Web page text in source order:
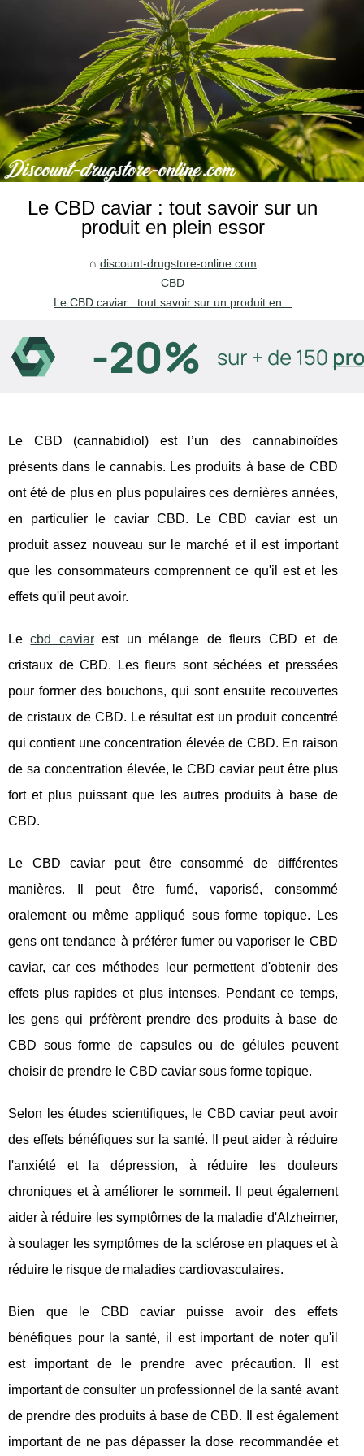
Le CBD caviar : tout savoir sur un
produit en plein essor
discount-drugstore-online.com
CBD
Le CBD caviar : tout savoir sur un produit en...
Le CBD (cannabidiol) est l’un des cannabinoïdes
présents dans le cannabis. Les produits à base de CBD
ont été de plus en plus populaires ces dernières années,
en particulier le caviar CBD. Le CBD caviar est un
produit assez nouveau sur le marché et il est important
que les consommateurs comprennent ce qu'il est et les
effets qu'il peut avoir.
Lecbd caviarest un mélange de fleurs CBD et de
cristaux de CBD. Les fleurs sont séchées et pressées
pour former des bouchons, qui sont ensuite recouvertes
de cristaux de CBD. Le résultat est un produit concentré
qui contient une concentration élevée de CBD. En raison
de sa concentration élevée, le CBD caviar peut être plus
fort et plus puissant que les autres produits à base de
CBD.
Le CBD caviar peut être consommé de différentes
manières. Il peut être fumé, vaporisé, consommé
oralement ou même appliqué sous forme topique. Les
gens ont tendance à préférer fumer ou vaporiser le CBD
caviar, car ces méthodes leur permettent d'obtenir des
effets plus rapides et plus intenses. Pendant ce temps,
les gens qui préfèrent prendre des produits à base de
CBD sous forme de capsules ou de gélules peuvent
choisir de prendre le CBD caviar sous forme topique.
Selon les études scientifiques, le CBD caviar peut avoir
des effets bénéfiques sur la santé. Il peut aider à réduire
l'anxiété et la dépression, à réduire les douleurs
chroniques et à améliorer le sommeil. Il peut également
aider à réduire les symptômes de la maladie d'Alzheimer,
à soulager les symptômes de la sclérose en plaques et à
réduire le risque de maladies cardiovasculaires.
Bien que le CBD caviar puisse avoir des effets
bénéfiques pour la santé, il est important de noter qu'il
est important de le prendre avec précaution. Il est
important de consulter un professionnel de la santé avant
de prendre des produits à base de CBD. Il est également
important de ne pas dépasser la dose recommandée et